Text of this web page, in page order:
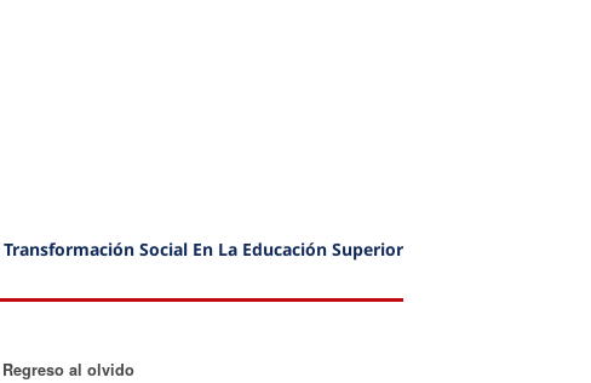
Social En La Educación Superior